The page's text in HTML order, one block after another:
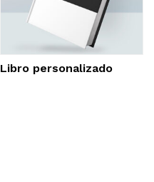
Libro personalizado